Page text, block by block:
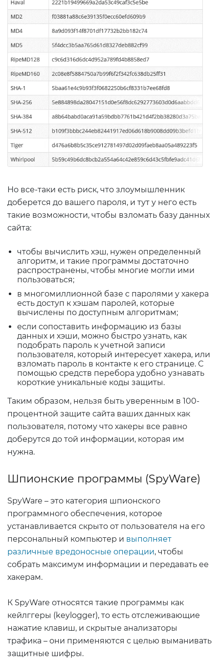
Но все-таки есть риск, что злоумышленник
доберется до вашего пароля, и тут у него есть
такие возможности, чтобы взломать базу данных
сайта:
чтобы вычислить хэш, нужен определенный
алгоритм, и такие программы достаточно
распространены, чтобы многие могли ими
пользоваться;
в многомиллионной базе с паролями у хакера
есть доступ к хэшам паролей, которые
вычислены по доступным алгоритмам;
если сопоставить информацию из базы
данных и хэши, можно быстро узнать, как
подобрать пароль к учетной записи
пользователя, который интересует хакера, или
взломать пароль в контакте к его странице. С
помощью средств перебора удобно узнавать
короткие уникальные коды защиты.
Таким образом, нельзя быть уверенным в 100-
процентной защите сайта ваших данных как
пользователя, потому что хакеры все равно
доберутся до той информации, которая им
нужна.
Шпионские программы (SpyWare)
SpyWare – это категория шпионского
программного обеспечения, которое
устанавливается скрыто от пользователя на его
персональный компьютер и выполняет
различные вредоносные операции, чтобы
собрать максимум информации и передавать ее
хакерам.
К SpyWare относятся такие программы как
кейлггеры (keylogger), то есть отслеживающие
нажатие клавиш, и скрытые анализаторы
трафика – они применяются с целью выманивать
защитные шифры.